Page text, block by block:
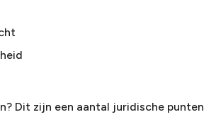
Dit zijn een aantal juridische punten